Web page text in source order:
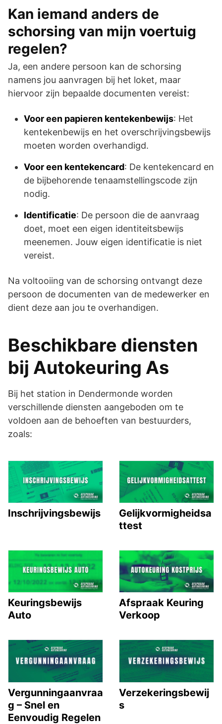
Kan iemand anders de
schorsing van mijn voertuig
regelen?
Ja, een andere persoon kan de schorsing
namens jou aanvragen bij het loket, maar
hiervoor zijn bepaalde documenten vereist:
Voor een papieren kentekenbewijs: Het
kentekenbewijs en het overschrijvingsbewijs
moeten worden overhandigd.
Voor een kentekencard: De kentekencard en
de bijbehorende tenaamstellingscode zijn
nodig.
Identificatie: De persoon die de aanvraag
doet, moet een eigen identiteitsbewijs
meenemen. Jouw eigen identificatie is niet
vereist.
Na voltooiing van de schorsing ontvangt deze
persoon de documenten van de medewerker en
dient deze aan jou te overhandigen.
Beschikbare diensten
bij Autokeuring As
Bij het station in Dendermonde worden
verschillende diensten aangeboden om te
voldoen aan de behoeften van bestuurders,
zoals:
Inschrijvingsbewijs
Gelijkvormigheidsa
ttest
Keuringsbewijs
Auto
Afspraak Keuring
Verkoop
Vergunningaanvraa
g – Snel en
Eenvoudig Regelen
Verzekeringsbewij
s